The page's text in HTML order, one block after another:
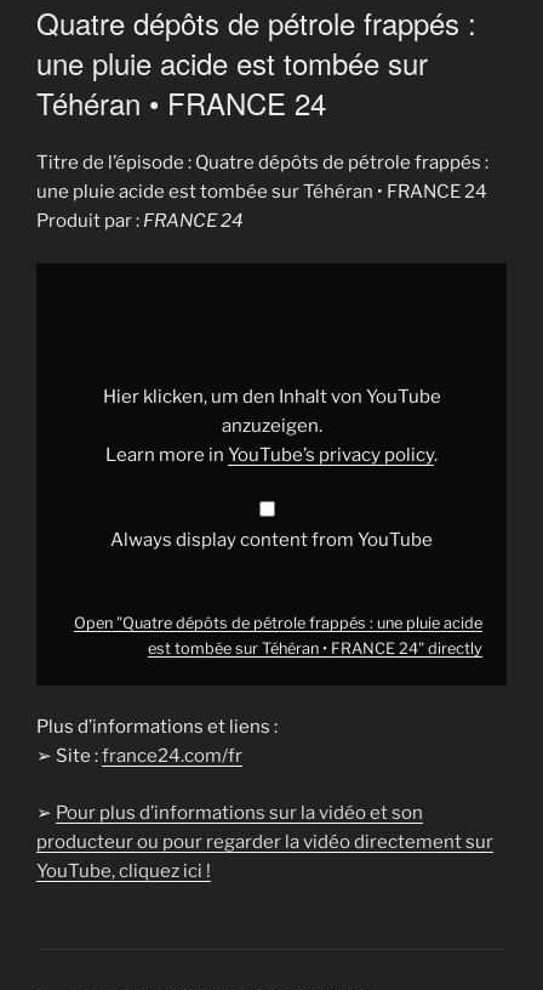
Quatre dépôts de pétrole frappés :
une pluie acide est tombée sur
Téhéran • FRANCE 24
Titre de l’épisode : Quatre dépôts de pétrole frappés :
une pluie acide est tombée sur Téhéran • FRANCE 24
Produit par : FRANCE 24
Display
Hier klicken, um den Inhalt von YouTube
anzuzeigen.
Learn more in YouTube’s privacy policy.
Always display content from YouTube
Open "Quatre dépôts de pétrole frappés : une pluie acide
est tombée sur Téhéran • FRANCE 24" directly
Plus d’informations et liens :
➢ Site :france24.com/fr
➢ Pour plus d’informations sur la vidéo et son
producteur ou pour regarder la vidéo directement sur
YouTube, cliquez ici !